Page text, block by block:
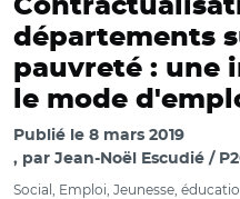
départements
pauvreté : une
le mode
Publié le 8 mars 2019
par Jean-Noël Escudié /
Social, Emploi, Jeunesse,